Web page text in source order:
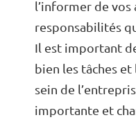
l’informer de
responsabilités
Il est important
bien les tâches et
sein de
importante et